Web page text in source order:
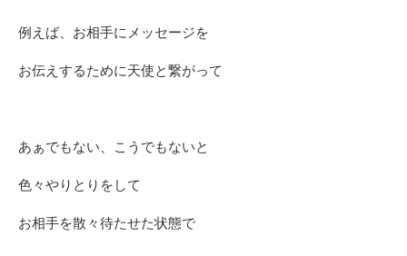
例えば、お相手にメッセージを
お伝えするために天使と繋がって
あぁでもない、こうでもないと
色々やりとりをして
お相手を散々待たせた状態で